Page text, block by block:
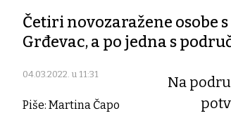
Četiri novozaražene osobe
Grđevac, a po jedna s
04.03.2022. u 11:31
Piše: Martina Čapo
Na